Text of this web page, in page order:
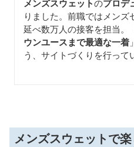
メンズスウェットのプロデ
りました。前職ではメンズ
延べ数万人の接客を担当。
ウンユースまで最適な一着
う、サイトづくりを行って
メンズスウェットで